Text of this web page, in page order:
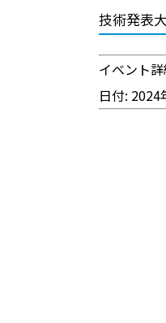
技術発表
イベント
日付: 2024